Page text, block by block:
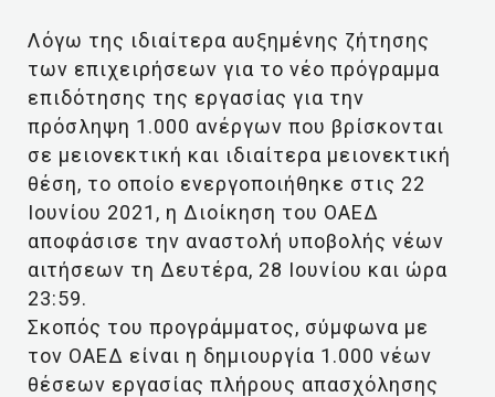
Λόγω της ιδιαίτερα αυξημένης ζήτησης
των επιχειρήσεων για το νέο πρόγραμμα
επιδότησης της εργασίας για την
πρόσληψη 1.000 ανέργων που βρίσκονται
σε μειονεκτική και ιδιαίτερα μειονεκτική
θέση, το οποίο ενεργοποιήθηκε στις 22
Ιουνίου 2021, η Διοίκηση του ΟΑΕΔ
αποφάσισε την αναστολή υποβολής νέων
αιτήσεων τη Δευτέρα, 28 Ιουνίου και ώρα
23:59.
Σκοπός του προγράμματος, σύμφωνα με
τον ΟΑΕΔ είναι η δημιουργία 1.000 νέων
θέσεων εργασίας πλήρους απασχόλησης